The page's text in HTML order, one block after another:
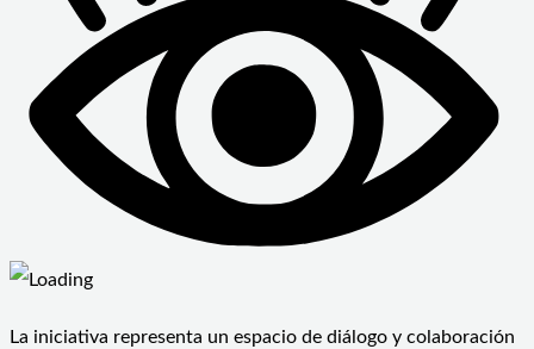
La iniciativa representa un espacio de diálogo y colaboración